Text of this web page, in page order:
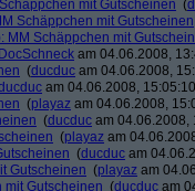
mit Gutscheinen (
Schäppchen mit Gutscheinen
MM Schäppchen mit
DocSchneck am 04.06.2008,
(ducduc am 04.06.2008,
am 04.06.2008,
(playaz am 04.06.2008,
(ducduc am 04.06.2008,
(playaz am
(ducduc am
Gutscheinen (playaz am
mit Gutscheinen (ducduc am